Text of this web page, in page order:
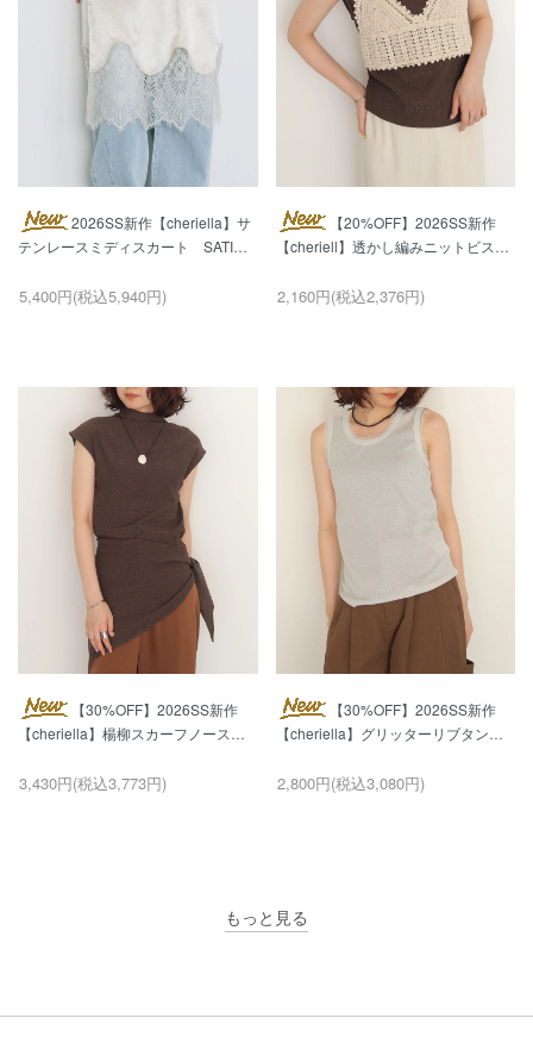
2026SS新作【cheriella】サ
テンレースミディスカート SATIN
5,400円(税込5,940円)
【20%OFF】2026SS新作
【cheriell】透かし編みニットビスチ
2,160円(税込2,376円)
【30%OFF】2026SS新作
【cheriella】楊柳スカーフノースリ
SLEEVELESS BLOUSE
3,430円(税込3,773円)
【30%OFF】2026SS新作
【cheriella】グリッターリブタンク
2,800円(税込3,080円)
もっと見る